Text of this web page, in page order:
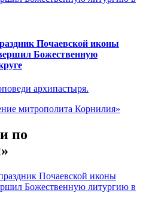
Почаевской иконы
Божественную
архипастыря.
митрополита Корнилия»
по